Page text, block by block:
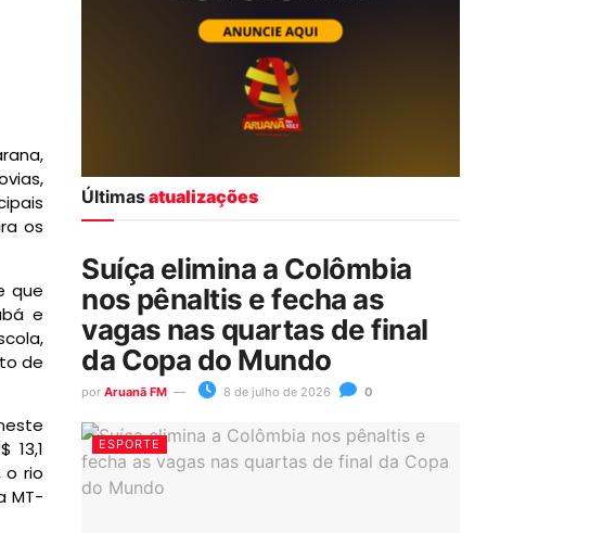
os
que
e
de
13,1
o rio
MT-
Últimasatualizações
Suíça elimina a Colômbia
nos pênaltis e fecha as
vagas nas quartas de final
da Copa do Mundo
por Aruanã FM 8 de julho de 2026 0
ESPORTE